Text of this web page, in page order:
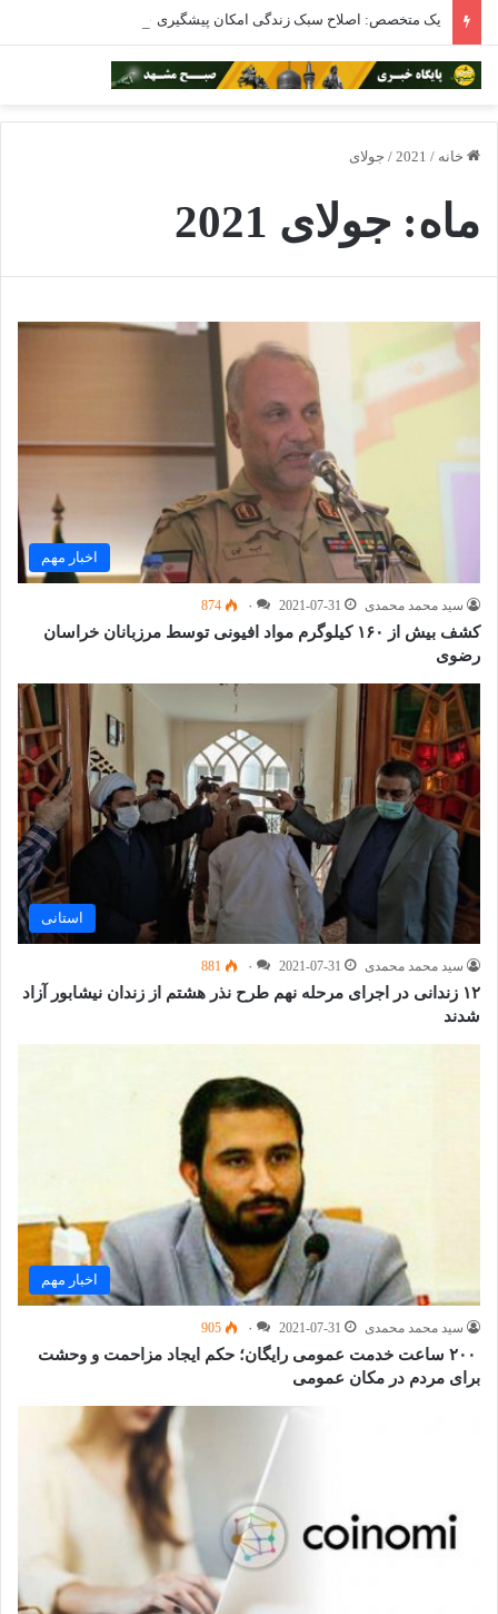
خانه /
2021
/ جولای
ماه: جولای 2021
اخبار مهم
سید محمد محمدی 2021-07-31 ۰ 874
کشف بیش از ۱۶۰ کیلوگرم مواد افیونی توسط مرزبانان خراسان
رضوی
استانی
سید محمد محمدی 2021-07-31 ۰ 881
۱۲ زندانی در اجرای مرحله نهم طرح نذر هشتم از زندان نیشابور آزاد
شدند
اخبار مهم
سید محمد محمدی 2021-07-31 ۰ 905
۲۰۰ ساعت خدمت عمومی رایگان؛ حکم ایجاد مزاحمت و وحشت
برای مردم در مکان عمومی